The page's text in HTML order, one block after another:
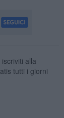
alla
tutti i giorni